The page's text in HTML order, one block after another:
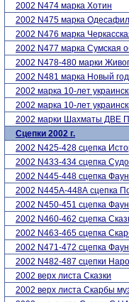
2002 N474 марка Хотин
2002 N475 марка Одесафил
2002 N476 марка
2002 N477 марка Сумская
2002 N478-480 марки
2002 N481 марка Новый год
2002 марка 10-лет
2002 марка 10-лет
2002 марки Шахматы
Сцепки 2002 г.
2002 N425-428 сцепка
2002 N433-434 сцепка
2002 N445-448 сцепка
2002 N445А-448А
2002 N450-451 сцепка
2002 N460-462 сцепка
2002 N463-465 сцепка
2002 N471-472 сцепка
2002 N482-487 сцепки
2002 верх листа Сказки
2002 верх листа Скарбы